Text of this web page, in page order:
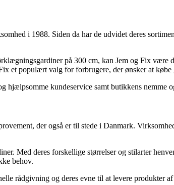
i 1988. Siden da har de udvidet deres
på 300 cm, kan Jem og Fix
et populært valg for forbrugere, der ønsker at
kundeservice samt butikkens nemme
der også er til stede i Danmark.
Med deres forskellige størrelser og stilarter
behov.
rådgivning og deres evne til at levere